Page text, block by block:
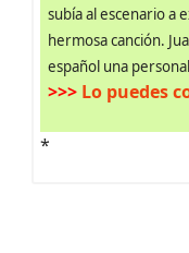
subía al escenario a
hermosa canción.
español una
>>> Lo puedes
*